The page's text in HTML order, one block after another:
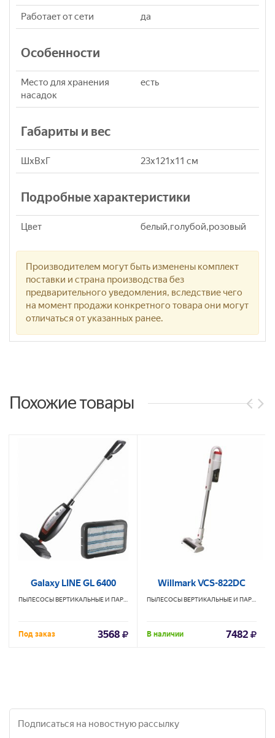
Работает от сети да
Особенности
Место для хранения
насадок
есть
Габариты и вес
ШхВхГ 23x121x11 см
Подробные характеристики
Цвет белый,голубой,розовый
Производителем могут быть изменены комплект
поставки и страна производства без
предварительного уведомления, вследствие чего
на момент продажи конкретного товара они могут
отличаться от указанных ранее.
Похожие товары
Galaxy LINE GL 6400
ПЫЛЕСОСЫ ВЕРТИКАЛЬНЫЕ И ПАРОВЫЕ ШВАБРЫ GALAXY
Под заказ 3568
Willmark VCS-822DC
ПЫЛЕСОСЫ ВЕРТИКАЛЬНЫЕ И ПАРОВЫЕ ШВАБРЫ
В наличии 7482